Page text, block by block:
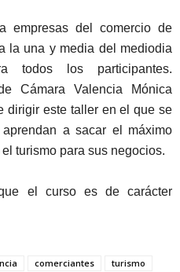
empresas del comercio de
la una y media del mediodia
todos los participantes.
Cámara Valencia Mónica
dirigir este taller en el que se
a sacar el máximo
turismo para sus negocios.
el curso es de carácter
comerciantes
turismo